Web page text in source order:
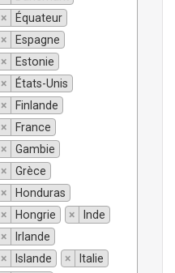
×
Équateur
×
Espagne
×
Estonie
×
États-Unis
×
Finlande
×
France
×
Gambie
×
Grèce
×
Honduras
×
Hongrie ×
Inde
×
Irlande
×
Islande ×
Italie